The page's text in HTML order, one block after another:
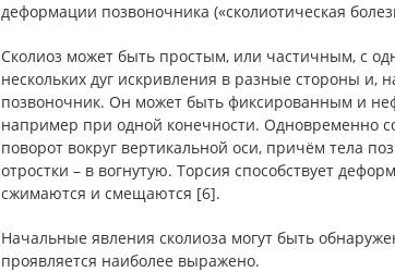
деформации позвоночника («сколиотическая
Сколиоз может быть простым, или частичным, с
нескольких дуг искривления в разные стороны и,
позвоночник. Он может быть фиксированным и
например при одной конечности. Одновременно
поворот вокруг вертикальной оси, причём тела
отростки – в вогнутую. Торсия способствует
сжимаются и смещаются [6].
Начальные явления сколиоза могут быть
проявляется наиболее выражено.